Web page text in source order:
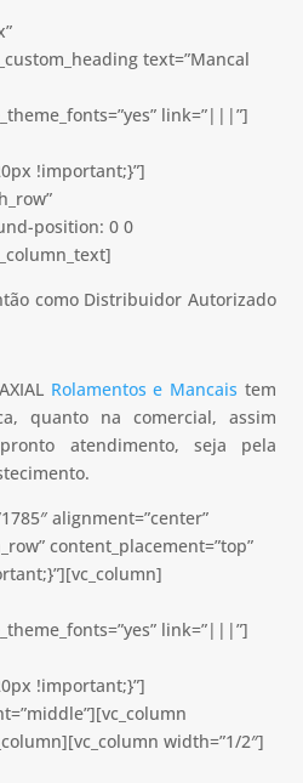
text=”Mancal
link=”|||”]
!important;}”]
position: 0 0
como Distribuidor Autorizado
Rolamentos e Mancais tem
quanto na comercial, assim
atendimento, seja pela
alignment=”center”
content_placement=”top”
link=”|||”]
!important;}”]
width=”1/2″]